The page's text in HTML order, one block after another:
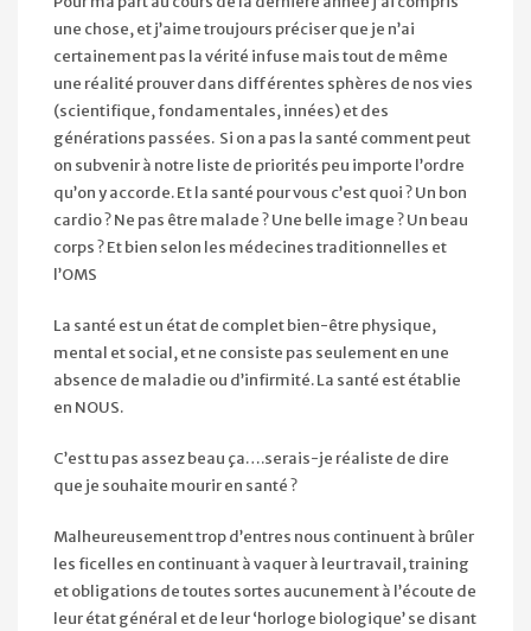
une chose, et j’aime troujours préciser que je n’ai
certainement pas la vérité infuse mais tout de même
une réalité prouver dans différentes sphères de nos vies
(scientifique, fondamentales, innées) et des
générations passées. Si on a pas la santé comment peut
on subvenir à notre liste de priorités peu importe l’ordre
qu’on y accorde. Et la santé pour vous c’est quoi ? Un bon
cardio ? Ne pas être malade ? Une belle image ? Un beau
corps ? Et bien selon les médecines traditionnelles et
l’OMS
La santé est un état de complet bien-être physique,
mental et social, et ne consiste pas seulement en une
absence de maladie ou d’infirmité. La santé est établie
en NOUS.
C’est tu pas assez beau ça….serais-je réaliste de dire
que je souhaite mourir en santé ?
Malheureusement trop d’entres nous continuent à brûler
les ficelles en continuant à vaquer à leur travail, training
et obligations de toutes sortes aucunement à l’écoute de
leur état général et de leur ‘horloge biologique’ se disant